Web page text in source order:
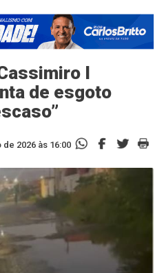
I
de esgoto
de 2026 às 16:00